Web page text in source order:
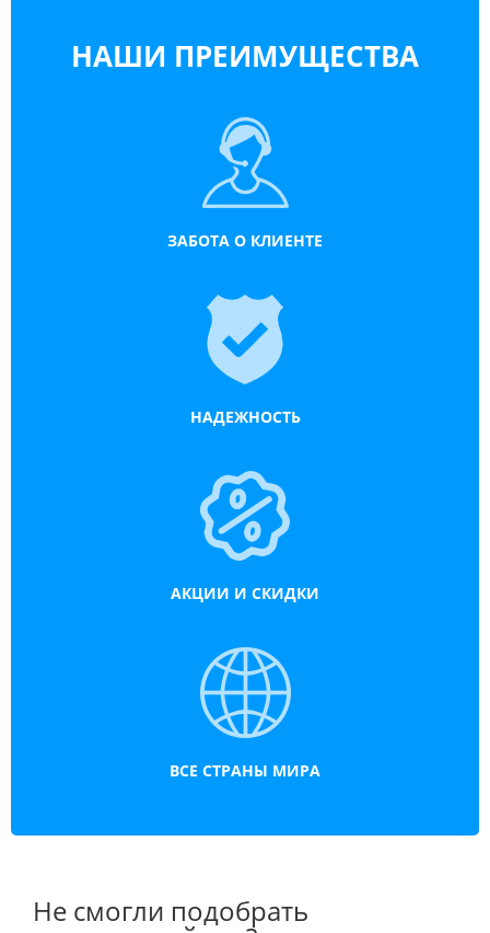
НАШИ ПРЕИМУЩЕСТВА
ЗАБОТА О КЛИЕНТЕ
НАДЕЖНОСТЬ
АКЦИИ И СКИДКИ
ВСЕ СТРАНЫ МИРА
Не смогли подобрать